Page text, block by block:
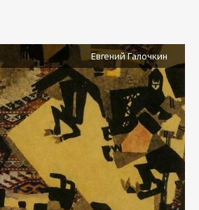
Евгений Галочкин